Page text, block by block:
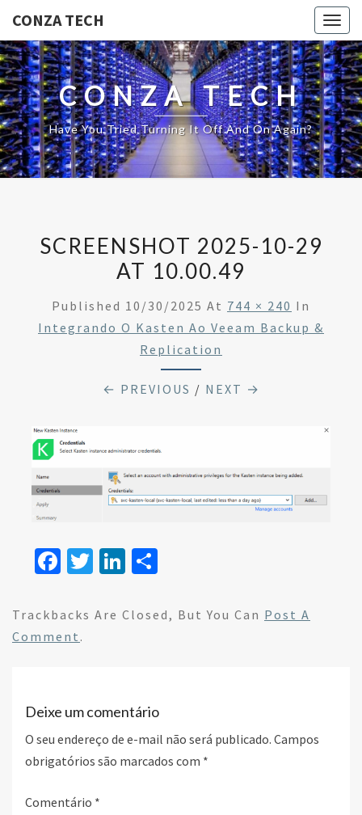
CONZA TECH
CONZA TECH
Have You Tried Turning It Off And On Again?
SCREENSHOT 2025-10-29
AT 10.00.49
Published 10/30/2025 At 744 × 240 In
Integrando O Kasten Ao Veeam Backup &
Replication
← PREVIOUS / NEXT →
Fa
b
o
T
tt
Li
ke ar
Trackbacks Are Closed, But You Can Post A
Comment .
Deixe um comentário
O seu endereço de e-mail não será publicado. Campos
obrigatórios são marcados com *
Comentário *